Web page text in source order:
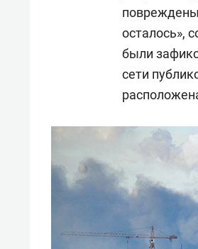
повреждены
осталось»,
были
сети